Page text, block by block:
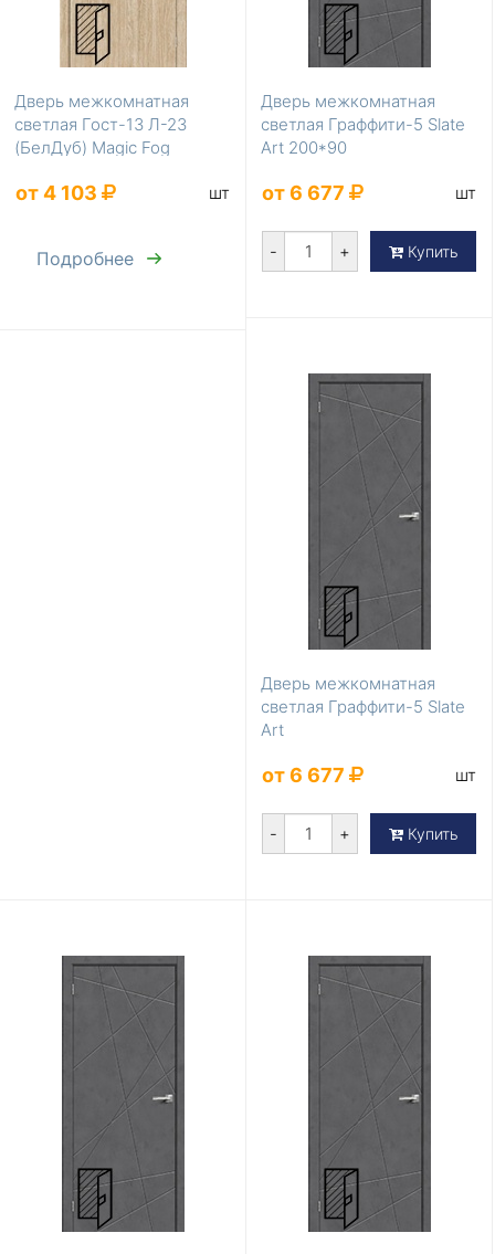
Дверь межкомнатная
светлая Гост-13 Л-23
(БелДуб) Magic Fog
от 4 103 шт
Подробнее
Дверь межкомнатная
светлая Граффити-5 Slate
Art 200*90
от 6 677 шт
- + Купить
Дверь межкомнатная
светлая Граффити-5 Slate
Art
от 6 677 шт
- + Купить